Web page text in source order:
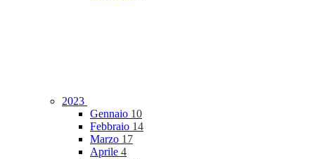
2023
Gennaio 10
Febbraio 14
Marzo 17
Aprile 4